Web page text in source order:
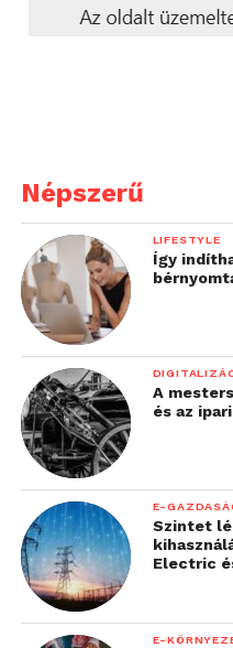
megismerheted a
Népszerű
LIFESTYLE
Így
A
és az
E-
Szintet
Electric
E-